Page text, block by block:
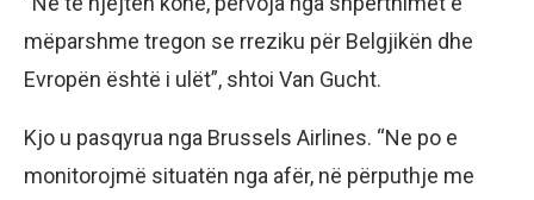
mëparshme tregon se rreziku për Belgjikën dhe
Evropën është i ulët”, shtoi Van Gucht.
Kjo u pasqyrua nga Brussels Airlines. “Ne po e
monitorojmë situatën nga afër, në përputhje me